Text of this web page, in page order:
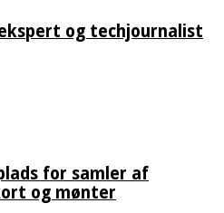
og techjournalist
for samler af
og mønter